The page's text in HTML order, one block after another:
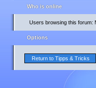
Who is online
Users browsing this forum:
Options
Return to Tipps & Tricks